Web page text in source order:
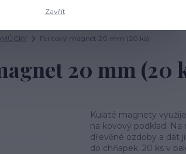
Feritový magnet 20 mm (20 ks)
20 mm (20
Kulaté magnety
na kovový podklad.
dřevěné ozdoby a dát
do chňapek. 20 ks v
Zavřít